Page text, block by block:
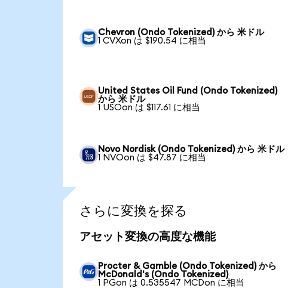
Chevron (Ondo Tokenized) から 米ドル
1 CVXon は $190.54 に相当
United States Oil Fund (Ondo Tokenized)
から 米ドル
1 USOon は $117.61 に相当
Novo Nordisk (Ondo Tokenized) から 米ドル
1 NVOon は $47.87 に相当
さらに変換を探る
アセット変換の高度な機能
Procter & Gamble (Ondo Tokenized) から
McDonald's (Ondo Tokenized)
1 PGon は 0.535547 MCDon に相当